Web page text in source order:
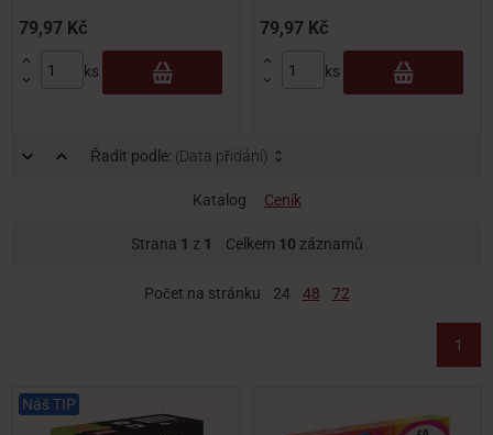
79,97 Kč


ks
79,97 Kč


ks
Řadit podle: (Data přidání)
Katalog Ceník
Strana 1 z 1 Celkem 10 záznamů
Počet na stránku 24 48 72
1
Náš TIP